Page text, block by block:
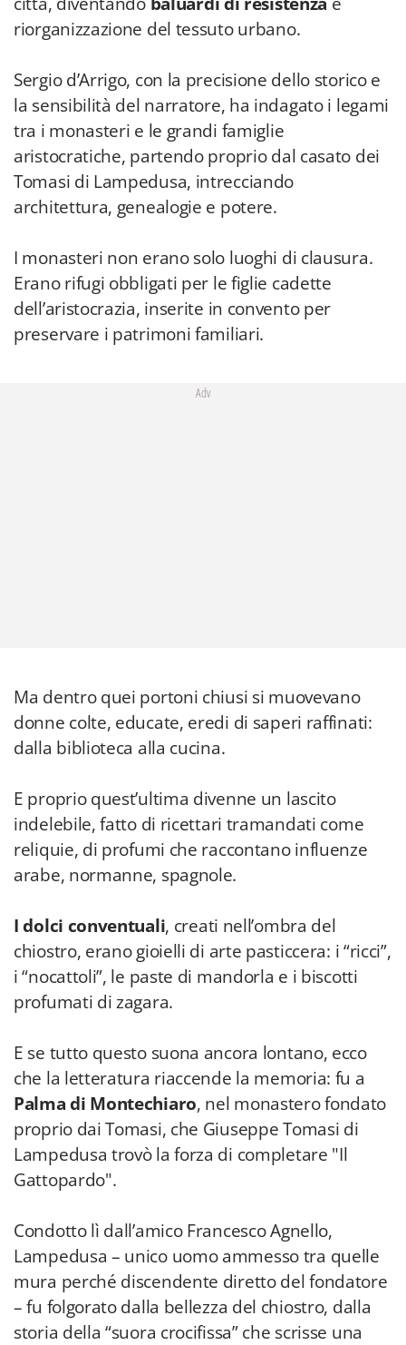
riorganizzazione del tessuto urbano.
Sergio d’Arrigo, con la precisione dello storico e
la sensibilità del narratore, ha indagato i legami
tra i monasteri e le grandi famiglie
aristocratiche, partendo proprio dal casato dei
Tomasi di Lampedusa, intrecciando
architettura, genealogie e potere.
I monasteri non erano solo luoghi di clausura.
Erano rifugi obbligati per le figlie cadette
dell’aristocrazia, inserite in convento per
preservare i patrimoni familiari.
Adv
Ma dentro quei portoni chiusi si muovevano
donne colte, educate, eredi di saperi raffinati:
dalla biblioteca alla cucina.
E proprio quest’ultima divenne un lascito
indelebile, fatto di ricettari tramandati come
reliquie, di profumi che raccontano influenze
arabe, normanne, spagnole.
I dolci conventuali, creati nell’ombra del
chiostro, erano gioielli di arte pasticcera: i “ricci”,
i “nocattoli”, le paste di mandorla e i biscotti
profumati di zagara.
E se tutto questo suona ancora lontano, ecco
che la letteratura riaccende la memoria: fu a
Palma di Montechiaro, nel monastero fondato
proprio dai Tomasi, che Giuseppe Tomasi di
Lampedusa trovò la forza di completare "Il
Gattopardo".
Condotto lì dall’amico Francesco Agnello,
Lampedusa – unico uomo ammesso tra quelle
mura perché discendente diretto del fondatore
– fu folgorato dalla bellezza del chiostro, dalla
storia della “suora crocifissa” che scrisse una